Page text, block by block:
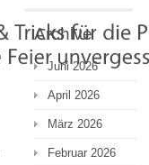
Archive
Juni 2026
April 2026
März 2026
Februar 2026